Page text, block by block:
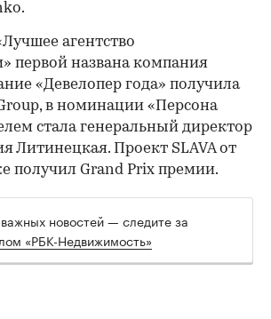
агентство
первой названа компания
«Девелопер года» получила
в номинации «Персона
стала генеральный директор
Литинецкая. Проект SLAVA от
получил Grand Prix премии.
новостей — следите за
«РБК-Недвижимость»